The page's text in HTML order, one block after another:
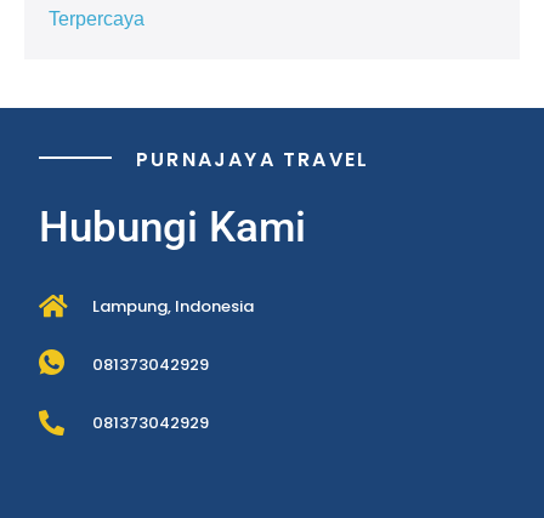
Terpercaya
PURNAJAYA TRAVEL
Hubungi Kami
Lampung, Indonesia
081373042929
081373042929